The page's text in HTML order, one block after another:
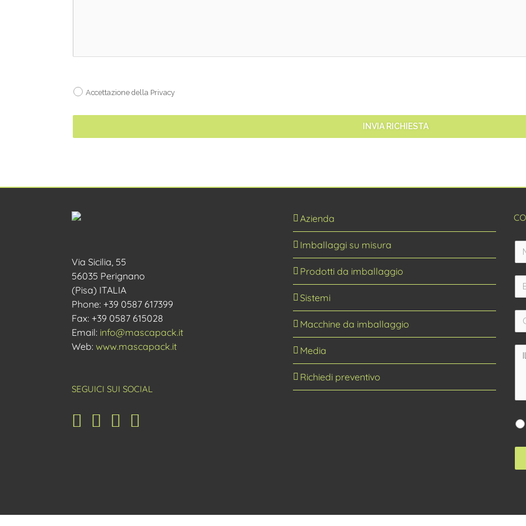
(Pisa) ITALIA
Phone: +39 0587 617399
Fax: +39 0587 615028
Email:info@mascapack.it
Web:www.mascapack.it
Azienda
Imballaggi su misura
Prodotti da imballaggio
Sistemi
Macchine da imballaggio
Media
Richiedi preventivo